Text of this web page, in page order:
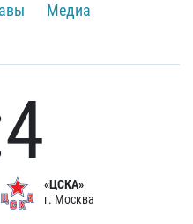
Медиа
«ЦСКА»
г. Москва